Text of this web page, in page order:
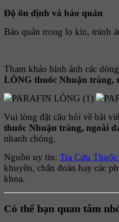
Ðộ ổn định và bảo quản
Bảo quản trong lọ kín, tránh
Tham khảo hình ảnh các
LỎNG thuốc Nhuận tràng,
Vui lòng đặt câu hỏi về bài
thuốc Nhuận tràng, ngoài
nhanh chóng.
Nguồn uy tín: Tra Cứu
khuyên, chẩn đoán hay các
khoa.
Có thể bạn quan tâm